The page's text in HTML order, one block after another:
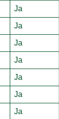
Ja
Ja
Ja
Ja
Ja
Ja
Ja